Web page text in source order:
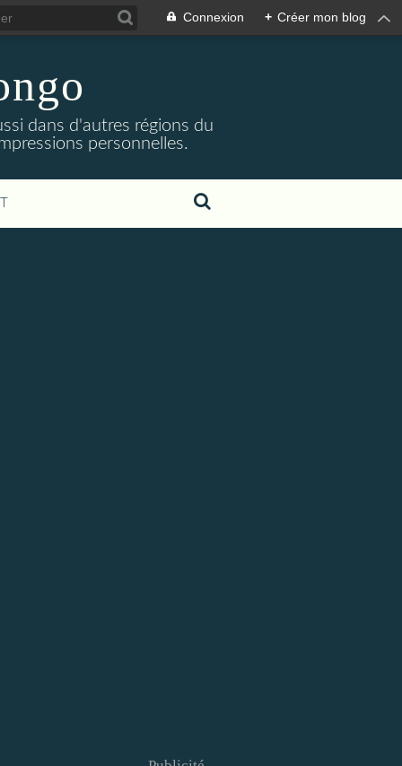
Connexion + Créer mon blog
dans d'autres régions du
personnelles.